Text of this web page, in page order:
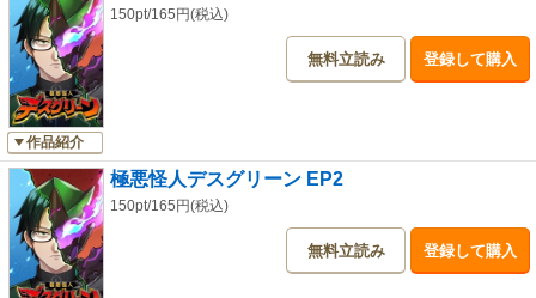
作品紹介
150pt/165円(税込)
無料立読み 登録して購入
極悪怪人デスグリーン EP2
150pt/165円(税込)
無料立読み 登録して購入